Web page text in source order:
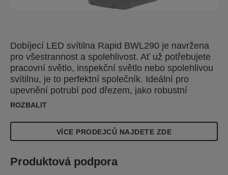
Dobíjecí LED svítilna Rapid BWL290 je navržena
pro všestrannost a spolehlivost. Ať už potřebujete
pracovní světlo, inspekční světlo nebo spolehlivou
svítilnu, je to perfektní společník. Ideální pro
upevnění potrubí pod dřezem, jako robustní
svítilna na lo
ROZBALIT
VÍCE PRODEJCŮ NAJDETE ZDE
Produktová podpora